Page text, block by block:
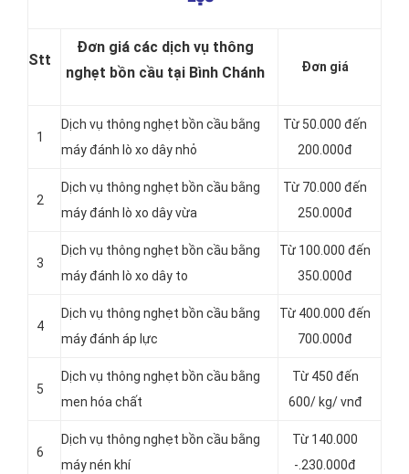
Stt
Đơn giá các dịch vụ thông
nghẹt bồn cầu tại Bình Chánh
Đơn giá
1
Dịch vụ thông nghẹt bồn cầu bằng
máy đánh lò xo dây nhỏ
Từ 50.000 đến
200.000đ
2
Dịch vụ thông nghẹt bồn cầu bằng
máy đánh lò xo dây vừa
Từ 70.000 đến
250.000đ
3
Dịch vụ thông nghẹt bồn cầu bằng
máy đánh lò xo dây to
Từ 100.000 đến
350.000đ
4
Dịch vụ thông nghẹt bồn cầu bằng
máy đánh áp lực
Từ 400.000 đến
700.000đ
5
Dịch vụ thông nghẹt bồn cầu bằng
men hóa chất
Từ 450 đến
600/ kg/ vnđ
6
Dịch vụ thông nghẹt bồn cầu bằng
máy nén khí
Từ 140.000
-.230.000đ